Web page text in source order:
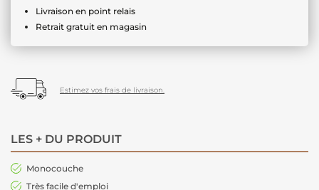
Livraison en point relais
Retrait gratuit en magasin
Estimez vos frais de livraison.
LES + DU PRODUIT
Monocouche
Très facile d'emploi